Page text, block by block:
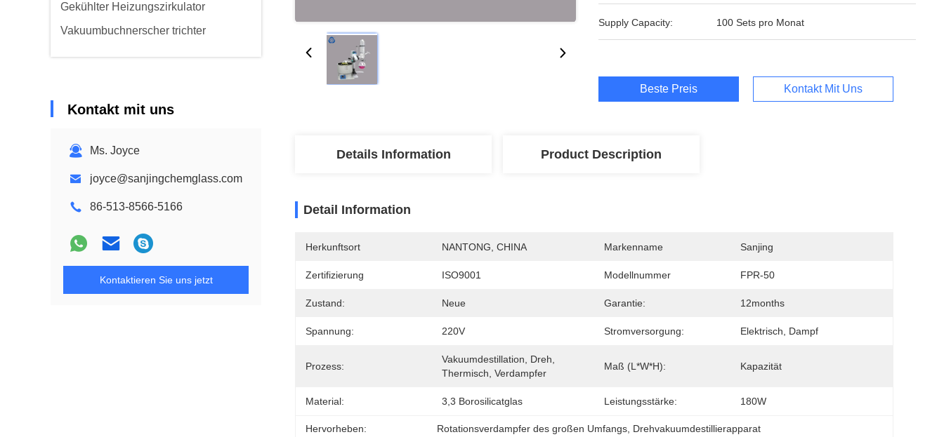
Gekühlter Heizungszirkulator
Vakuumbuchnerscher trichter
Kontakt mit uns
Ms. Joyce
joyce@sanjingchemglass.com
86-513-8566-5166
Kontaktieren Sie uns jetzt
Supply Capacity: 100 Sets pro Monat
Beste Preis Kontakt Mit Uns
Details Information Product Description
Detail Information
Herkunftsort NANTONG, CHINA Markenname Sanjing
Zertifizierung ISO9001 Modellnummer FPR-50
Zustand: Neue Garantie: 12months
Spannung: 220V Stromversorgung: Elektrisch, Dampf
Prozess:
Vakuumdestillation, Dreh,
Thermisch, Verdampfer
Maß (L*W*H): Kapazität
Material: 3,3 Borosilicatglas Leistungsstärke: 180W
Hervorheben: Rotationsverdampfer des großen Umfangs Drehvakuumdestillierapparat